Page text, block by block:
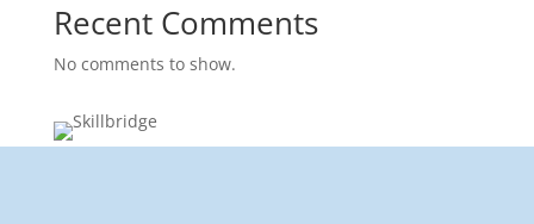
Recent Comments
No comments to show.